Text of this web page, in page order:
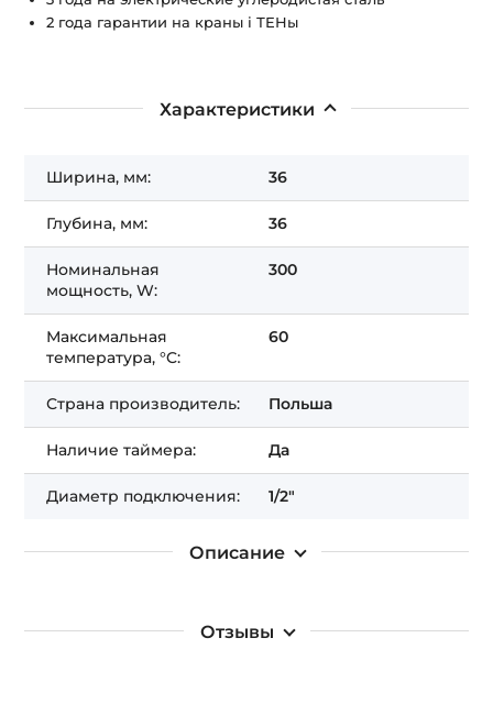
2 года гарантии на краны і ТЕНы
Описание
Характеристики
Ширина, мм: 36
Глубина, мм: 36
Номинальная
мощность, W:
300
Максимальная
температура, °C:
60
Страна производитель: Польша
Наличие таймера: Да
Диаметр подключения: 1/2"
Отзывы